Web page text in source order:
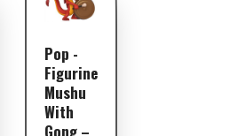
Pop -
Figurine
Mushu
With
Gong –